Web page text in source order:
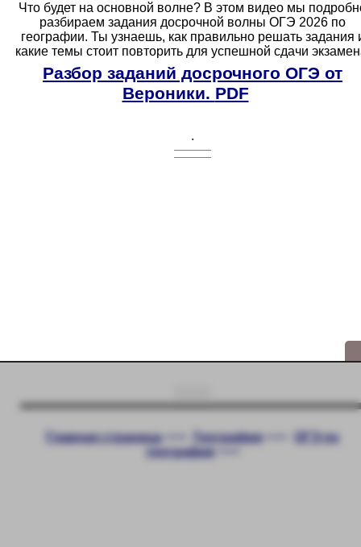
Что будет на основной волне? В этом видео мы
разбираем задания досрочной волны ОГЭ 2026 по
географии. Ты узнаешь, как правильно решать задания
какие темы стоит повторить для успешной сдачи
Разбор заданий досрочного ОГЭ от
Вероники. PDF
.
Главная страница<<< География
ОГЭ по
географии